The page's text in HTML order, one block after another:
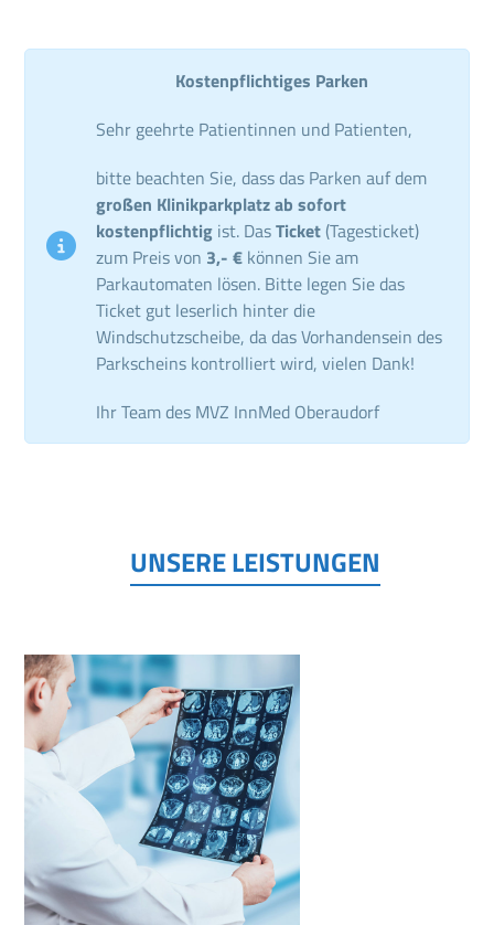
Kostenpflichtiges Parken
Sehr geehrte Patientinnen und Patienten,
bitte beachten Sie, dass das Parken auf dem
großen Klinikparkplatz ab sofort
kostenpflichtig ist. DasTicket (Tagesticket)
zum Preis von 3,- € können Sie am
Parkautomaten lösen. Bitte legen Sie das
Ticket gut leserlich hinter die
Windschutzscheibe, da das Vorhandensein des
Parkscheins kontrolliert wird, vielen Dank!
Ihr Team des MVZ InnMed Oberaudorf
UNSERE LEISTUNGEN